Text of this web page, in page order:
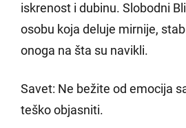
iskrenost i dubinu. Slobodni
osobu koja deluje mirnije,
onoga na šta su navikli.
Savet: Ne bežite od emocija
teško objasniti.